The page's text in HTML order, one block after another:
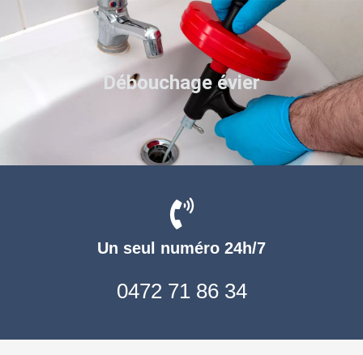
Un seul numéro 24h/7
0472 71 86 34
Débouchage évier